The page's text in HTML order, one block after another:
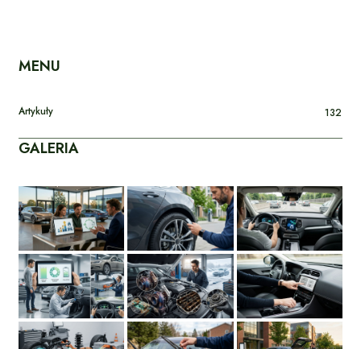
MENU
Artykuły 132
GALERIA